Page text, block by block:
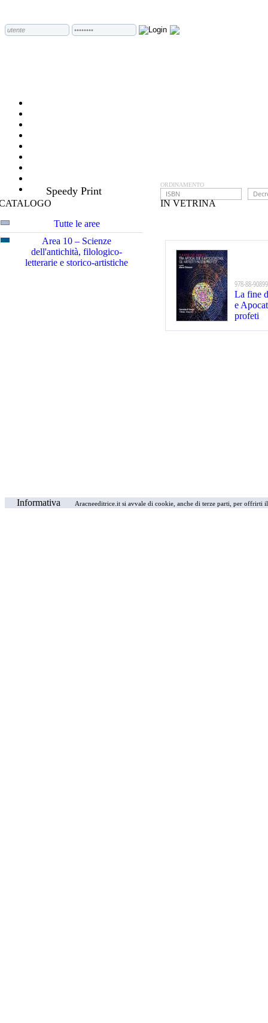
Speedy Print
Tutte le aree
Area 10 – Scienze
dell'antichità, filologico-
letterarie e storico-artistiche
IN VETRINA
ORDINAMENTO
978-88-
La fine
e
profeti
Informativa Aracneeditrice.it si avvale di cookie, anche di terze parti, per